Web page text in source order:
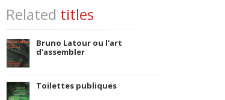
Related titles
Bruno Latour ou l'art
d'assembler
Toilettes publiques